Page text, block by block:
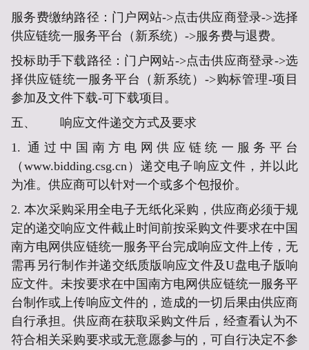
服务费缴纳路径：门户网站->点击供应商登录->选择
供应链统一服务平台（新系统）->服务费与退费。
投标助手下载路径：门户网站->点击供应商登录->选
择供应链统一服务平台（新系统）->购标管理-项目
参加及文件下载-可下载项目。
五、
响应文件递交方式及要求
1. 通过中国南方电网供应链统一服务平台
（www.bidding.csg.cn）递交电子响应文件，并以此
为准。供应商可以针对一个或多个包报价。
2. 本次采购采用全电子无纸化采购，供应商必须于规
定的递交响应文件截止时间前按采购文件要求在中国
南方电网供应链统一服务平台完成响应文件上传，无
需再另行制作并递交纸质版响应文件及U盘电子版响
应文件。未按要求在中国南方电网供应链统一服务平
台制作或上传响应文件的，造成的一切后果由供应商
自行承担。供应商在获取采购文件后，经查看认为不
符合相关采购要求或无意愿参与的，可自行决定不参